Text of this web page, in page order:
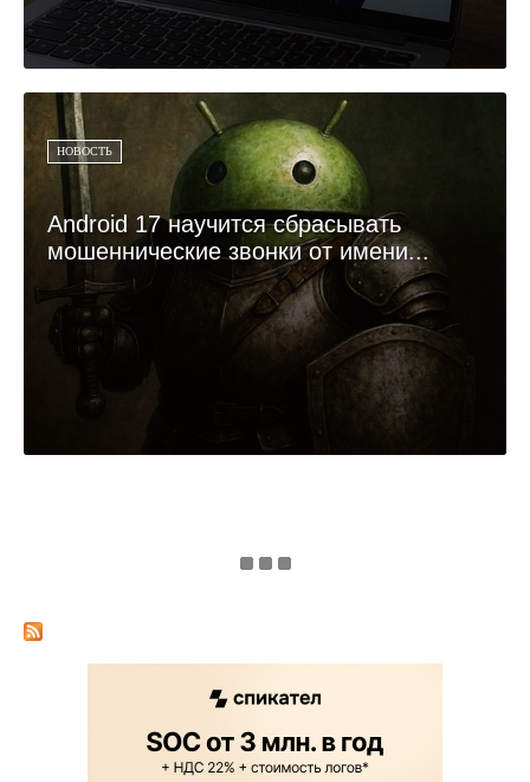
НОВОСТЬ
Android 17 научится сбрасывать
мошеннические звонки от имени...